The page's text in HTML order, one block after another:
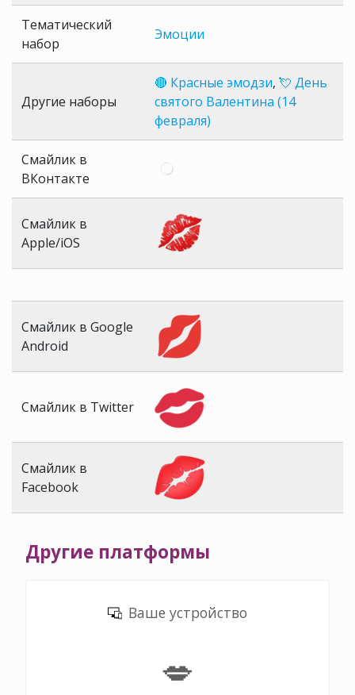
Тематический
набор
Эмоции
Другие наборы
🔴 Красные эмодзи, 💘 День
святого Валентина (14
февраля)
Смайлик в
ВКонтакте
Смайлик в
Apple/iOS
Смайлик в Google
Android
Смайлик в Twitter
Смайлик в
Facebook
Другие платформы
Ваше устройство
💋